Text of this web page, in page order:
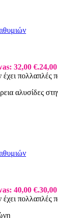
32,00 €.24,00
έχει πολλαπλές
αλυσίδες
40,00 €.30,00
έχει πολλαπλές